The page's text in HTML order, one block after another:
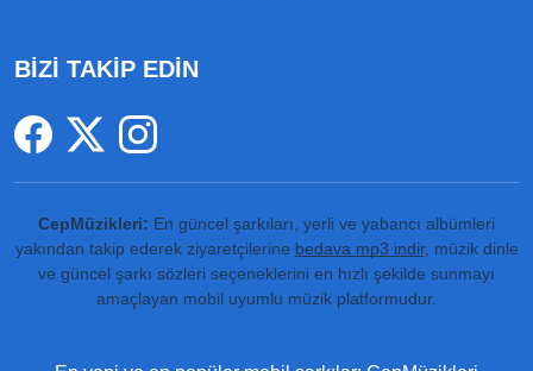
BİZİ TAKİP EDİN
CepMüzikleri: En güncel şarkıları, yerli ve yabancı albümleri
yakından takip ederek ziyaretçilerine bedava mp3 indir, müzik dinle
ve güncel şarkı sözleri seçeneklerini en hızlı şekilde sunmayı
amaçlayan mobil uyumlu müzik platformudur.